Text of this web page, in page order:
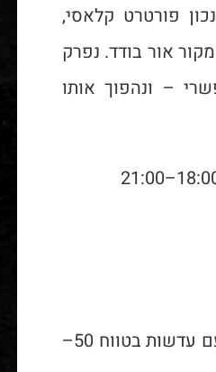
פורטרט קלאסי,
אור בודד. נפרק
– ונהפוך אותו
???? ציוד נדרש: מצלמה מכל סוג עם עדשות בטווח 50–